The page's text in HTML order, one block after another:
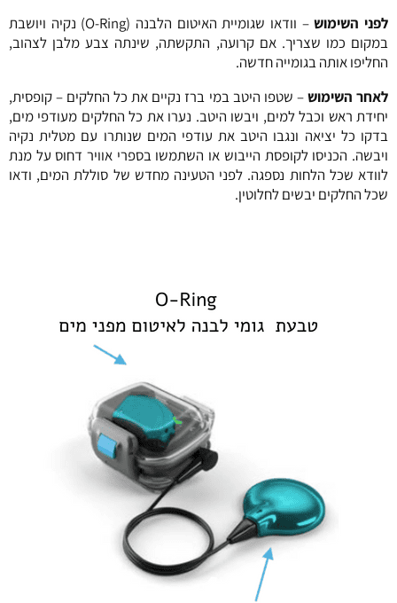
לפני השימוש
– וודאו שגומיית האיטום הלבנה (O-Ring) נקיה ויושבת
במקום כמו שצריך. אם קרועה, התקשתה, שינתה צבע מלבן לצהוב,
החליפו אותה בגומייה חדשה.
לאחר השימוש– שטפו היטב במי ברז נקיים את כל החלקים – קופסית,
יחידת ראש וכבל למים, ויבשו היטב. נערו את כל החלקים מעודפי מים,
בדקו כל יציאה ונגבו היטב את עודפי המים שנותרו עם מטלית נקיה
ויבשה. הכניסו לקופסת הייבוש או השתמשו בספרי אוויר דחוס על מנת
לוודא שכל הלחות נספגה. לפני הטעינה מחדש של סוללת המים, ודאו
שכל החלקים יבשים לחלוטין.